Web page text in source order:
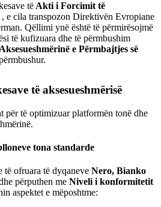
të Akti i Forcimit të
, e cila transpozon Direktivën Evropiane
Qëllimi ynë është të përmirësojmë
të kufizuara dhe të përmbushim
e Përmbajtjes së
të aksesueshmërisë
për të optimizuar platformën tonë dhe
tona standarde
të ofruara të dyqaneve Nero, Bianko
përputhen me Niveli i konformitetit
aspektet e mëposhtme: